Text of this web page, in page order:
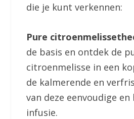
die je kunt verkennen:
Pure
de basis en ontdek de
citroenmelisse in een
de kalmerende en
van deze eenvoudige en
infusie.